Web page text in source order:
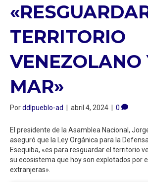
TERRITORIO
VENEZOLANO
MAR»
Porddlpueblo-ad | abril 4, 2024 | 0
El presidente de la Asamblea Nacional,
aseguró que la Ley Orgánica para la
Esequiba, «es para resguardar el territorio
su ecosistema que hoy son explotados por
extranjeras».